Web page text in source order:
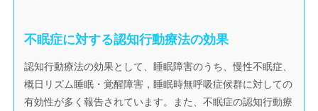
不眠症に対する認知行動療法の効果
認知行動療法の効果として、睡眠障害のうち、慢性不眠症、
概日リズム睡眠・覚醒障害，睡眠時無呼吸症候群に対しての
有効性が多く報告されています。また、不眠症の認知行動療